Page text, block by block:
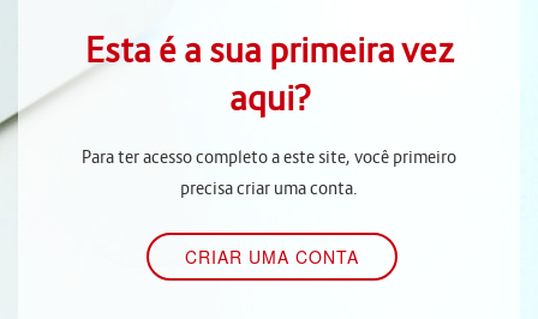
Esta é a sua primeira vez
aqui?
Para ter acesso completo a este site, você primeiro
precisa criar uma conta.